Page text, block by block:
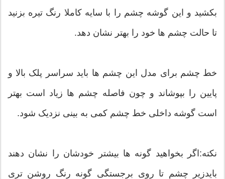
بکشید و این گوشه چشم را با سایه کاملا رنگ تیره بزنید
تا حالت چشم ها خود را بهتر نشان دهد.
خط چشم برای مدل این چشم ها باید سراسر پلک بالا و
پایین را بپوشاند و چون فاصله چشم ها زیاد است بهتر
است گوشه داخلی خط چشم کمی به بینی نزدیک شود.
نکته:اگر بخواهید گونه ها بیشتر خودشان را نشان دهند
بایدزیر چشم تا روی برجستگی گونه رنگ روشن تری